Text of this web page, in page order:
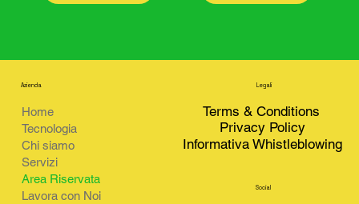
Home
Tecnologia
Chi siamo
Servizi
Area Riservata
Lavora con Noi
Azienda Legali
Terms & Conditions
Privacy Policy
Informativa Whistleblowing
Social